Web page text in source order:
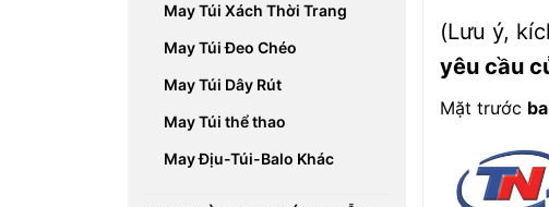
May Túi Xách Thời Trang
May Túi Đeo Chéo
May Túi Dây Rút
May Túi thể thao
May Địu-Túi-Balo Khác
(Lưu ý,
yêu cầu
Mặt trước